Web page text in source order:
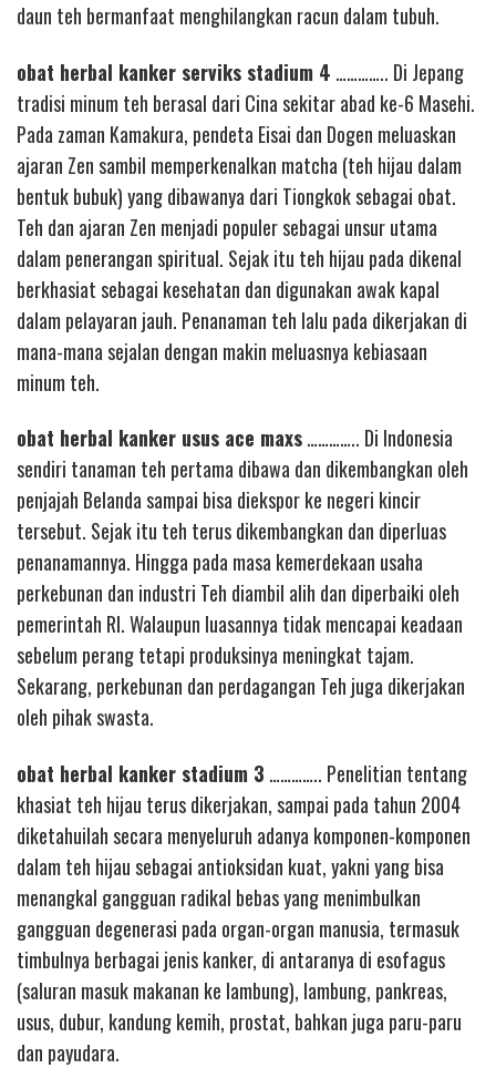
daun teh bermanfaat menghilangkan racun dalam tubuh.
obat herbal kanker serviks stadium 4 ………….. Di Jepang
tradisi minum teh berasal dari Cina sekitar abad ke-6 Masehi.
Pada zaman Kamakura, pendeta Eisai dan Dogen meluaskan
ajaran Zen sambil memperkenalkan matcha (teh hijau dalam
bentuk bubuk) yang dibawanya dari Tiongkok sebagai obat.
Teh dan ajaran Zen menjadi populer sebagai unsur utama
dalam penerangan spiritual. Sejak itu teh hijau pada dikenal
berkhasiat sebagai kesehatan dan digunakan awak kapal
dalam pelayaran jauh. Penanaman teh lalu pada dikerjakan di
mana-mana sejalan dengan makin meluasnya kebiasaan
minum teh.
obat herbal kanker usus ace maxs………….. Di Indonesia
sendiri tanaman teh pertama dibawa dan dikembangkan oleh
penjajah Belanda sampai bisa diekspor ke negeri kincir
tersebut. Sejak itu teh terus dikembangkan dan diperluas
penanamannya. Hingga pada masa kemerdekaan usaha
perkebunan dan industri Teh diambil alih dan diperbaiki oleh
pemerintah RI. Walaupun luasannya tidak mencapai keadaan
sebelum perang tetapi produksinya meningkat tajam.
Sekarang, perkebunan dan perdagangan Teh juga dikerjakan
oleh pihak swasta.
obat herbal kanker stadium 3 ………….. Penelitian tentang
khasiat teh hijau terus dikerjakan, sampai pada tahun 2004
diketahuilah secara menyeluruh adanya komponen-komponen
dalam teh hijau sebagai antioksidan kuat, yakni yang bisa
menangkal gangguan radikal bebas yang menimbulkan
gangguan degenerasi pada organ-organ manusia, termasuk
timbulnya berbagai jenis kanker, di antaranya di esofagus
(saluran masuk makanan ke lambung), lambung, pankreas,
usus, dubur, kandung kemih, prostat, bahkan juga paru-paru
dan payudara.